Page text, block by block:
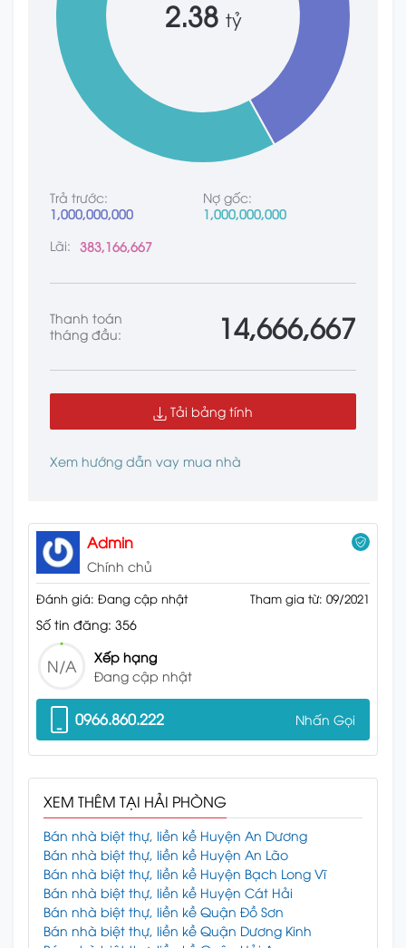
2.38 tỷ
Trả trước:
1,000,000,000
Nợ gốc:
1,000,000,000
Lãi: 383,166,667
Thanh toán
tháng đầu:
14,666,667
Tải bảng tính
Xem hướng dẫn vay mua nhà
Admin
Chính chủ
Đánh giá: Đang cập nhật Tham gia từ: 09/2021
Số tin đăng: 356
N/A
Xếp hạng
Đang cập nhật
0966.860.222 Nhấn Gọi
XEM THÊM TẠI HẢI PHÒNG
Bán nhà biệt thự, liền kề Huyện An Dương
Bán nhà biệt thự, liền kề Huyện An Lão
Bán nhà biệt thự, liền kề Huyện Bạch Long Vĩ
Bán nhà biệt thự, liền kề Huyện Cát Hải
Bán nhà biệt thự, liền kề Quận Đồ Sơn
Bán nhà biệt thự, liền kề Quận Dương Kinh